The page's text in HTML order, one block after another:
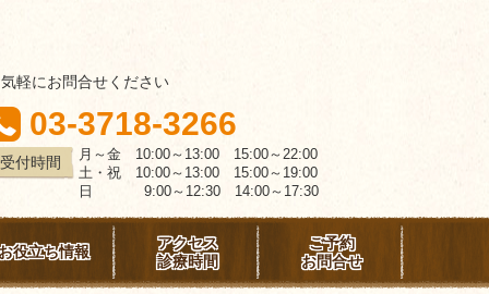
軽にお問合せください
03-3718-3266
受付時間
月～金 10:00～13:00 15:00～22:00
土・祝 10:00～13:00 15:00～19:00
日 9:00～12:30 14:00～17:30
役立ち情報
アクセス
診療時間
ご予約
お問合せ